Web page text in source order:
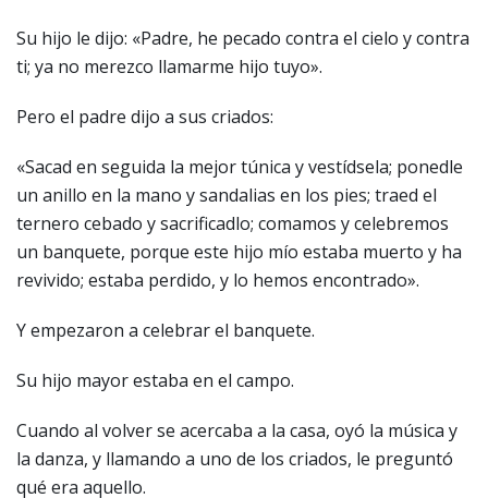
Su hijo le dijo: «Padre, he pecado contra el cielo y contra
ti; ya no merezco llamarme hijo tuyo».
Pero el padre dijo a sus criados:
«Sacad en seguida la mejor túnica y vestídsela; ponedle
un anillo en la mano y sandalias en los pies; traed el
ternero cebado y sacrificadlo; comamos y celebremos
un banquete, porque este hijo mío estaba muerto y ha
revivido; estaba perdido, y lo hemos encontrado».
Y empezaron a celebrar el banquete.
Su hijo mayor estaba en el campo.
Cuando al volver se acercaba a la casa, oyó la música y
la danza, y llamando a uno de los criados, le preguntó
qué era aquello.